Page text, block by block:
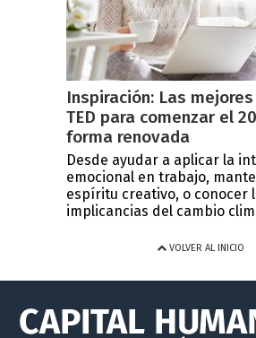
Inspiración: Las
TED para comenzar el
forma renovada
Desde ayudar a aplicar la
emocional en trabajo,
espíritu creativo, o conocer
implicancias del cambio
VOLVER AL INICIO